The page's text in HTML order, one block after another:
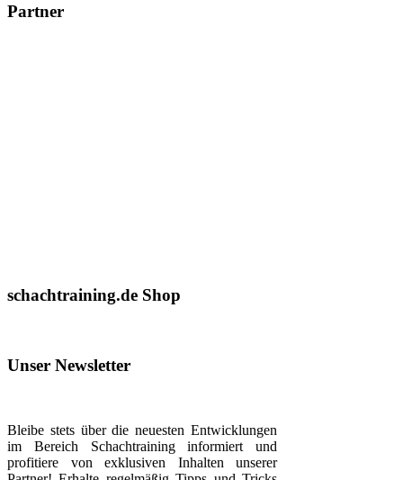
Partner
schachtraining.de Shop
Unser Newsletter
Bleibe stets über die neuesten Entwicklungen
im Bereich Schachtraining informiert und
profitiere von exklusiven Inhalten unserer